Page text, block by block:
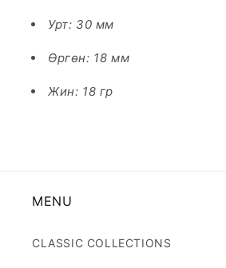
Урт: 30 мм
Өргөн: 18 мм
Жин: 18 гр
MENU
CLASSIC COLLECTIONS